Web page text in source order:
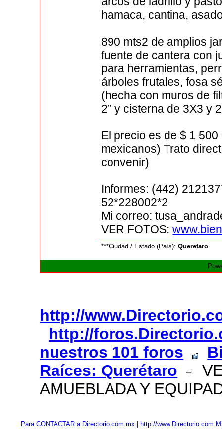
hamaca, cantina,
890 mts2 de amplios
fuente de cantera con
para herramientas,
árboles frutales, fosa
(hecha con muros de
2” y cisterna de 3X3 y
El precio es de $ 1
mexicanos) Trato
convenir)
Informes: (442)
52*228002*2
Mi correo:
VER FOTOS:
***Ciudad / Estado (País):Queretaro
http://
http://
nuestros 101 foros
Raíces: Querétaro
AMUEBLADA Y
Para CONTACTAR a Directorio.com.mx http://